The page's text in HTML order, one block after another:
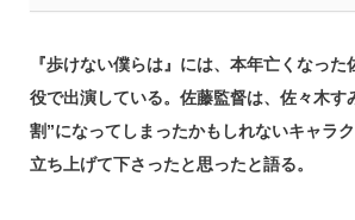
『歩けない僕らは』には、本年亡くなっ
役で出演している。佐藤監督は、佐々木す
割”になってしまったかもしれないキャラ
立ち上げて下さったと思ったと語る。